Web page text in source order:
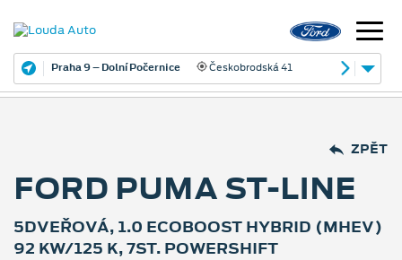
Praha 9 – Dolní Počernice Českobrodská 41
ZPĚT
FORD PUMA ST-LINE
5DVEŘOVÁ, 1.0 ECOBOOST HYBRID (MHEV)
92 KW/125 K, 7ST. POWERSHIFT